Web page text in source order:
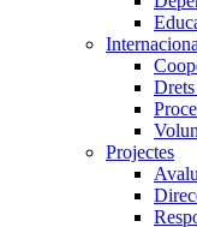
Projectes